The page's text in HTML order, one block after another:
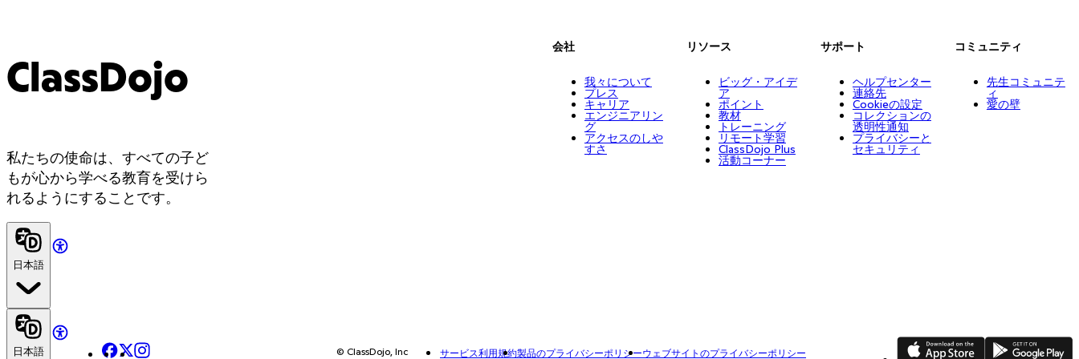
ClassDojo
私たちの使命は、すべての子ど
もが心から学べる教育を受けら
れるようにすることです。
日本語
会社
我々について
プレス
キャリア
エンジニアリン
グ
アクセスのしや
すさ
リソース
ビッグ・アイデ
ア
ポイント
教材
トレーニング
リモート学習
ClassDojo Plus
活動コーナー
サポート
ヘルプセンター
連絡先
Cookieの設定
コレクションの
透明性通知
プライバシーと
セキュリティ
コミュニティ
先生コミュニテ
ィ
愛の壁
日本語 Facebook
X Instagram © ClassDojo, Inc サービス利用規約製品のプライバシーポリシーウェブサイトのプライバシーポリシー
App Store Google Play